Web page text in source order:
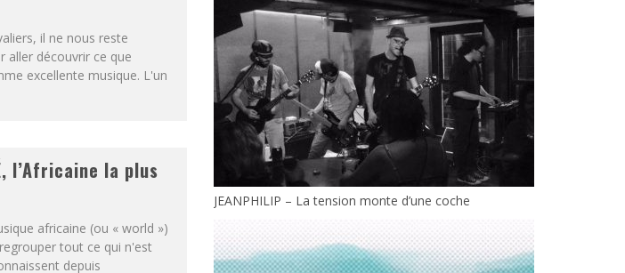
il ne nous reste
aller découvrir ce que
excellente musique. L'un
l’Africaine la plus
africaine (ou « world »)
tout ce qui n'est
depuis
JEANPHILIP – La tension monte d’une coche